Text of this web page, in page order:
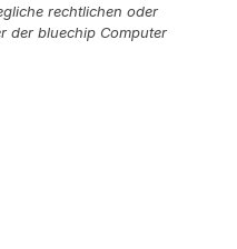
rechtlichen oder
der bluechip Computer